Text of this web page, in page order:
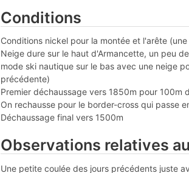
Conditions
Conditions nickel pour la montée et l'arête
Neige dure sur le haut d'Armancette, un peu
mode ski nautique sur le bas avec une neige
précédente)
Premier déchaussage vers 1850m pour 100m
On rechausse pour le border-cross qui passe
Déchaussage final vers 1500m
Observations relatives
Une petite coulée des jours précédents juste